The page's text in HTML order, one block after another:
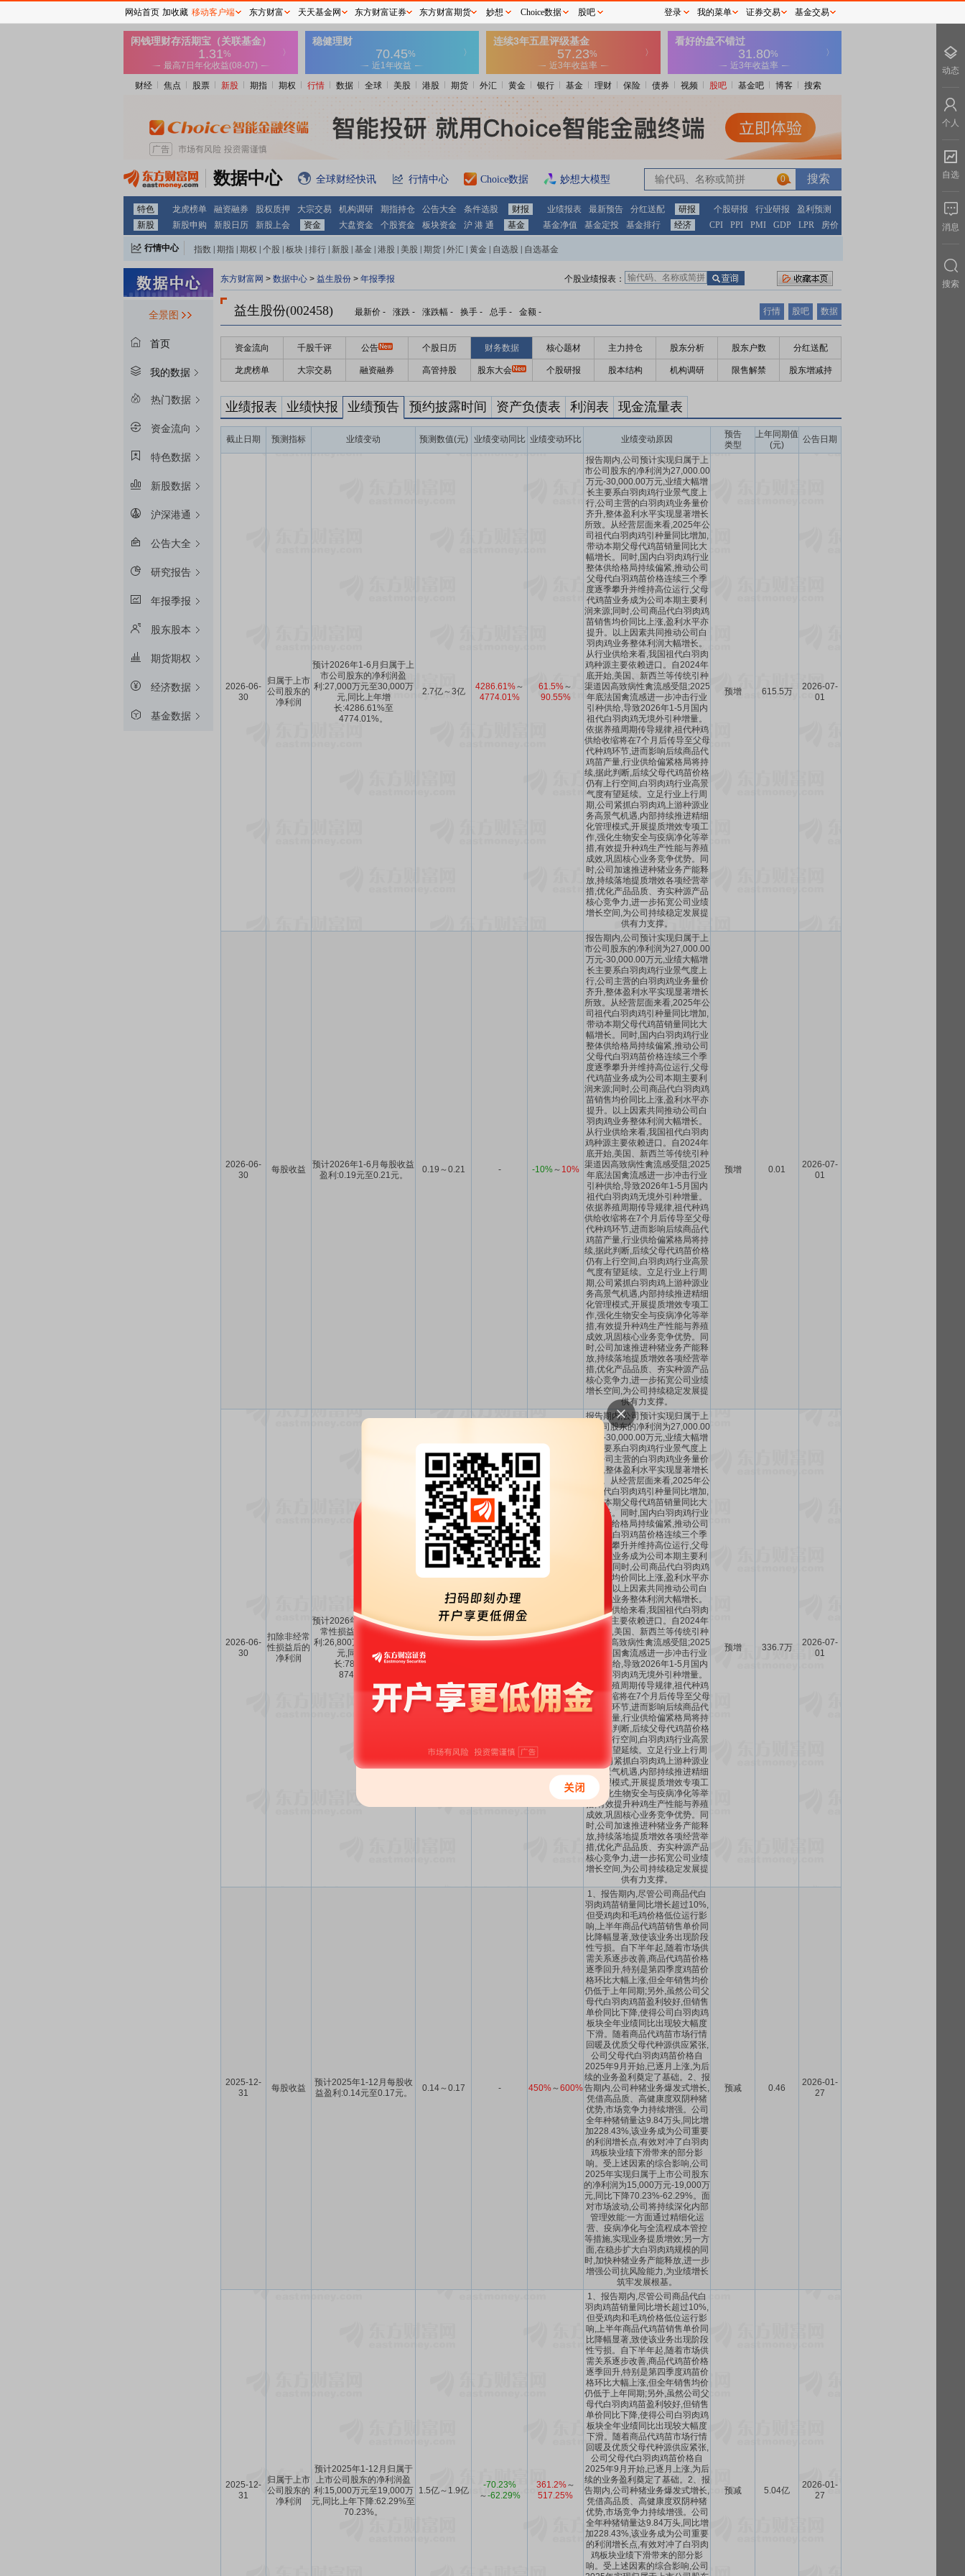
财经 焦点 股票 新股 期指 期权 行情 数据 全球 美股 港股 期货 外汇 黄金 银行 基金 理财 保险 债券 视频 股吧 基金吧 博客 搜索
数据中心 全球财经快讯 行情中心 Choice数据 妙想大模型 0
特色 龙虎榜单 融资融券 股权质押 大宗交易 机构调研 期指持仓 公告大全 条件选股 财报 业绩报表 最新预告 分红送配 研报 个股研报 行业研报
盈利预测
新股
新股申购 新股日历 新股上会 资金 大盘资金 个股资金 板块资金 沪 港 通 基金 基金净值 基金定投 基金排行 经济 CPI PPI PMI GDP LPR 房价
行情中心 指数 期指 期权 个股 板块 排行 新股 基金 港股 美股 期货 外汇 黄金 自选股 自选基金
全景图
首页
我的数据
热门数据
资金流向
特色数据
新股数据
沪深港通
公告大全
研究报告
年报季报
股东股本
期货期权
经济数据
基金数据
东方财富网 > 数据中心 > 益生股份 > 年报季报 个股业绩报表：
益生股份(002458) 最新价 - 涨跌 - 涨跌幅 - 换手 - 总手 - 金额 - 行情 股吧 数据
资金流向 千股千评 公告 个股日历 财务数据 核心题材 主力持仓 股东分析 股东户数 分红送配
龙虎榜单 大宗交易 融资融券 高管持股 股东大会 个股研报 股本结构 机构调研 限售解禁 股东增减持
业绩报表 业绩快报 业绩预告 预约披露时间 资产负债表 利润表 现金流量表
截止日期 预测指标 业绩变动 预测数值(元) 业绩变动同比 业绩变动环比 业绩变动原因
预告
类型
上年同期值
(元)
公告日期
2026-06-
30
归属于上市
公司股东的
净利润
预计2026年1-6月归属于上
市公司股东的净利润盈
利:27,000万元至30,000万
元,同比上年增
长:4286.61%至
4774.01%。
2.7亿～3亿 4286.61%～
4774.01%
61.5%～
90.55%
报告期内,公司预计实现归属于上
市公司股东的净利润为27,000.00
万元-30,000.00万元,业绩大幅增
长主要系白羽肉鸡行业景气度上
行,公司主营的白羽肉鸡业务量价
齐升,整体盈利水平实现显著增长
所致。从经营层面来看,2025年公
司祖代白羽肉鸡引种量同比增加,
带动本期父母代鸡苗销量同比大
幅增长。同时,国内白羽肉鸡行业
整体供给格局持续偏紧,推动公司
父母代白羽鸡苗价格连续三个季
度逐季攀升并维持高位运行,父母
代鸡苗业务成为公司本期主要利
润来源;同时,公司商品代白羽肉鸡
苗销售均价同比上涨,盈利水平亦
提升。以上因素共同推动公司白
羽肉鸡业务整体利润大幅增长。
从行业供给来看,我国祖代白羽肉
鸡种源主要依赖进口。自2024年
底开始,美国、新西兰等传统引种
渠道因高致病性禽流感受阻;2025
年底法国禽流感进一步冲击行业
引种供给,导致2026年1-5月国内
祖代白羽肉鸡无境外引种增量。
依据养殖周期传导规律,祖代种鸡
供给收缩将在7个月后传导至父母
代种鸡环节,进而影响后续商品代
鸡苗产量,行业供给偏紧格局将持
续,据此判断,后续父母代鸡苗价格
仍有上行空间,白羽肉鸡行业高景
气度有望延续。立足行业上行周
期,公司紧抓白羽肉鸡上游种源业
务高景气机遇,内部持续推进精细
化管理模式,开展提质增效专项工
作,强化生物安全与疫病净化等举
措,有效提升种鸡生产性能与养殖
成效,巩固核心业务竞争优势。同
时,公司加速推进种猪业务产能释
放,持续落地提质增效各项经营举
措,优化产品品质、夯实种源产品
核心竞争力,进一步拓宽公司业绩
增长空间,为公司持续稳定发展提
供有力支撑。
预增 615.5万
2026-07-
01
2026-06-
30
每股收益
预计2026年1-6月每股收益
盈利:0.19元至0.21元。
0.19～0.21 - -10%～ 10%
报告期内,公司预计实现归属于上
市公司股东的净利润为27,000.00
万元-30,000.00万元,业绩大幅增
长主要系白羽肉鸡行业景气度上
行,公司主营的白羽肉鸡业务量价
齐升,整体盈利水平实现显著增长
所致。从经营层面来看,2025年公
司祖代白羽肉鸡引种量同比增加,
带动本期父母代鸡苗销量同比大
幅增长。同时,国内白羽肉鸡行业
整体供给格局持续偏紧,推动公司
父母代白羽鸡苗价格连续三个季
度逐季攀升并维持高位运行,父母
代鸡苗业务成为公司本期主要利
润来源;同时,公司商品代白羽肉鸡
苗销售均价同比上涨,盈利水平亦
提升。以上因素共同推动公司白
羽肉鸡业务整体利润大幅增长。
从行业供给来看,我国祖代白羽肉
鸡种源主要依赖进口。自2024年
底开始,美国、新西兰等传统引种
渠道因高致病性禽流感受阻;2025
年底法国禽流感进一步冲击行业
引种供给,导致2026年1-5月国内
祖代白羽肉鸡无境外引种增量。
依据养殖周期传导规律,祖代种鸡
供给收缩将在7个月后传导至父母
代种鸡环节,进而影响后续商品代
鸡苗产量,行业供给偏紧格局将持
续,据此判断,后续父母代鸡苗价格
仍有上行空间,白羽肉鸡行业高景
气度有望延续。立足行业上行周
期,公司紧抓白羽肉鸡上游种源业
务高景气机遇,内部持续推进精细
化管理模式,开展提质增效专项工
作,强化生物安全与疫病净化等举
措,有效提升种鸡生产性能与养殖
成效,巩固核心业务竞争优势。同
时,公司加速推进种猪业务产能释
放,持续落地提质增效各项经营举
措,优化产品品质、夯实种源产品
核心竞争力,进一步拓宽公司业绩
增长空间,为公司持续稳定发展提
供有力支撑。
预增 0.01
2026-07-
01
2026-06-
30
扣除非经常
性损益后的
净利润
预计2026年1-6月扣除非经
常性损益后的净利润盈
利:26,800万元至29,800万
元,同比上年增
长:7858.66%至
8749.56%。
2.68亿～2.98 7858.66%～
61.39%
报告期内,公司预计实现归属于上
市公司股东的净利润为27,000.00
万元-30,000.00万元,业绩大幅增
长主要系白羽肉鸡行业景气度上
行,公司主营的白羽肉鸡业务量价
齐升,整体盈利水平实现显著增长
所致。从经营层面来看,2025年公
司祖代白羽肉鸡引种量同比增加,
带动本期父母代鸡苗销量同比大
幅增长。同时,国内白羽肉鸡行业
整体供给格局持续偏紧,推动公司
父母代白羽鸡苗价格连续三个季
度逐季攀升并维持高位运行,父母
代鸡苗业务成为公司本期主要利
润来源;同时,公司商品代白羽肉鸡
苗销售均价同比上涨,盈利水平亦
提升。以上因素共同推动公司白
羽肉鸡业务整体利润大幅增长。
从行业供给来看,我国祖代白羽肉
鸡种源主要依赖进口。自2024年
底开始,美国、新西兰等传统引种
渠道因高致病性禽流感受阻;2025
年底法国禽流感进一步冲击行业
引种供给,导致2026年1-5月国内
祖代白羽肉鸡无境外引种增量。
依据养殖周期传导规律,祖代种鸡
供给收缩将在7个月后传导至父母
代种鸡环节,进而影响后续商品代
鸡苗产量,行业供给偏紧格局将持
续,据此判断,后续父母代鸡苗价格
仍有上行空间,白羽肉鸡行业高景
气度有望延续。立足行业上行周
期,公司紧抓白羽肉鸡上游种源业
务高景气机遇,内部持续推进精细
化管理模式,开展提质增效专项工
作,强化生物安全与疫病净化等举
措,有效提升种鸡生产性能与养殖
成效,巩固核心业务竞争优势。同
时,公司加速推进种猪业务产能释
放,持续落地提质增效各项经营举
措,优化产品品质、夯实种源产品
核心竞争力,进一步拓宽公司业绩
增长空间,为公司持续稳定发展提
供有力支撑。
预增 336.7万
2026-07-
01
2025-12-
31
每股收益
预计2025年1-12月每股收
益盈利:0.14元至0.17元。
0.14～0.17 - 450%～600%
1、报告期内,尽管公司商品代白
羽肉鸡苗销量同比增长超过10%,
但受鸡肉和毛鸡价格低位运行影
响,上半年商品代鸡苗销售单价同
比降幅显著,致使该业务出现阶段
性亏损。自下半年起,随着市场供
需关系逐步改善,商品代鸡苗价格
逐季回升,特别是第四季度鸡苗价
格环比大幅上涨,但全年销售均价
仍低于上年同期;另外,虽然公司父
母代白羽肉鸡苗盈利较好,但销售
单价同比下降,使得公司白羽肉鸡
板块全年业绩同比出现较大幅度
下滑。随着商品代鸡苗市场行情
回暖及优质父母代种源供应紧张,
公司父母代白羽肉鸡苗价格自
2025年9月开始,已逐月上涨,为后
续的业务盈利奠定了基础。2、报
告期内,公司种猪业务爆发式增长,
凭借高品质、高健康度双阴种猪
优势,市场竞争力持续增强。公司
全年种猪销量达9.84万头,同比增
加228.43%,该业务成为公司重要
的利润增长点,有效对冲了白羽肉
鸡板块业绩下滑带来的部分影
响。受上述因素的综合影响,公司
2025年实现归属于上市公司股东
的净利润为15,000万元-19,000万
元,同比下降70.23%-62.29%。面
对市场波动,公司将持续深化内部
管理效能:一方面通过精细化运
营、疫病净化与全流程成本管控
等措施,实现业务提质增效;另一方
面,在稳步扩大白羽肉鸡规模的同
时,加快种猪业务产能释放,进一步
增强公司抗风险能力,为业绩增长
筑牢发展根基。
预减 0.46
2026-01-
27
2025-12-
31
归属于上市
公司股东的
净利润
预计2025年1-12月归属于
上市公司股东的净利润盈
利:15,000万元至19,000万
元,同比上年下降:62.29%至
70.23%。
1.5亿～1.9亿
-70.23%
～-62.29%
361.2%～
517.25%
1、报告期内,尽管公司商品代白
羽肉鸡苗销量同比增长超过10%,
但受鸡肉和毛鸡价格低位运行影
响,上半年商品代鸡苗销售单价同
比降幅显著,致使该业务出现阶段
性亏损。自下半年起,随着市场供
需关系逐步改善,商品代鸡苗价格
逐季回升,特别是第四季度鸡苗价
格环比大幅上涨,但全年销售均价
仍低于上年同期;另外,虽然公司父
母代白羽肉鸡苗盈利较好,但销售
单价同比下降,使得公司白羽肉鸡
板块全年业绩同比出现较大幅度
下滑。随着商品代鸡苗市场行情
回暖及优质父母代种源供应紧张,
公司父母代白羽肉鸡苗价格自
2025年9月开始,已逐月上涨,为后
续的业务盈利奠定了基础。2、报
告期内,公司种猪业务爆发式增长,
凭借高品质、高健康度双阴种猪
优势,市场竞争力持续增强。公司
全年种猪销量达9.84万头,同比增
加228.43%,该业务成为公司重要
的利润增长点,有效对冲了白羽肉
鸡板块业绩下滑带来的部分影
响。受上述因素的综合影响,公司
预减 5.04亿
2026-01-
27
网站首页 加收藏 移动客户端 东方财富 天天基金网 东方财富证券 东方财富期货 妙想 Choice数据 股吧 登录 我的菜单 证券交易 基金交易
动态
个人
自选
消息
搜索